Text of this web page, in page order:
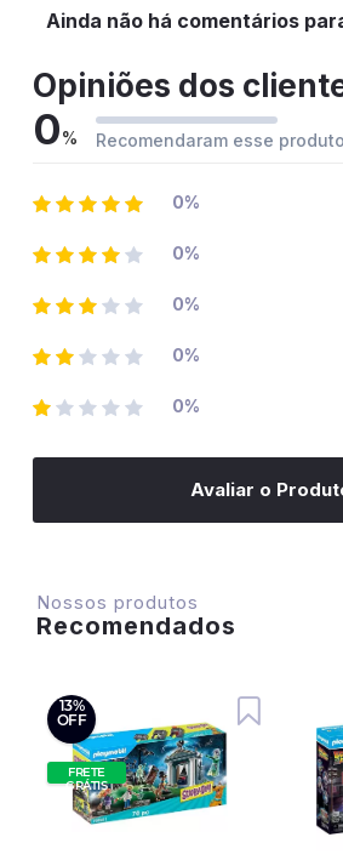
Ainda não há comentários
Opiniões dos
0% Recomendaram esse produto
0%
0%
0%
0%
0%
Avaliar o
Nossos produtos
Recomendados
13%
OFF
FRETE
GRÁTIS